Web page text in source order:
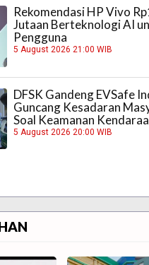
Rekomendasi HP Vivo
Jutaan Berteknologi AI
Pengguna
5 August 2026 21:00 WIB
DFSK Gandeng EVSafe
Guncang Kesadaran
Soal Keamanan
5 August 2026 20:00 WIB